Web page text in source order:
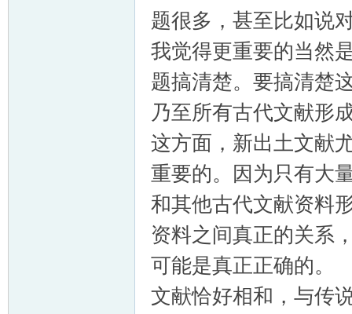
题很多，甚至比如说
我觉得更重要的当然
题搞清楚。要搞清楚
乃至所有古代文献形
这方面，新出土文献
重要的。因为只有大
和其他古代文献资料
资料之间真正的关系
可能是真正正确
文献恰好相和，与传